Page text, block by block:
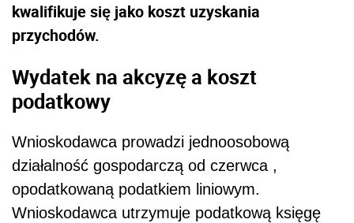
kwalifikuje się jako koszt uzyskania
przychodów.
Wydatek na akcyzę a koszt
podatkowy
Wnioskodawca prowadzi jednoosobową
działalność gospodarczą od czerwca ,
opodatkowaną podatkiem liniowym.
Wnioskodawca utrzymuje podatkową księgę